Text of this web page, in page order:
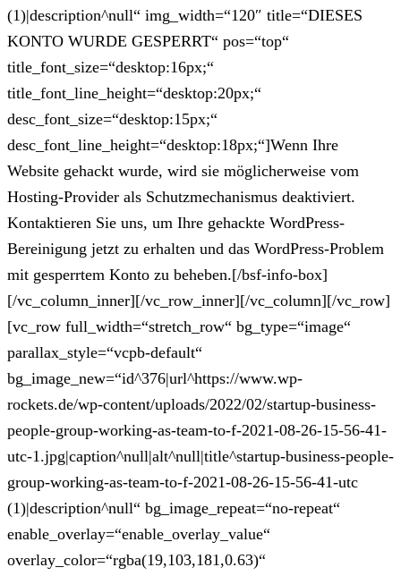
(1)|description^null“ img_width=“120″ title=“DIESES
KONTO WURDE GESPERRT“ pos=“top“
title_font_size=“desktop:16px;“
title_font_line_height=“desktop:20px;“
desc_font_size=“desktop:15px;“
desc_font_line_height=“desktop:18px;“]Wenn Ihre
Website gehackt wurde, wird sie möglicherweise vom
Hosting-Provider als Schutzmechanismus deaktiviert.
Kontaktieren Sie uns, um Ihre gehackte WordPress-
Bereinigung jetzt zu erhalten und das WordPress-Problem
mit gesperrtem Konto zu beheben.[/bsf-info-box]
[/vc_column_inner][/vc_row_inner][/vc_column][/vc_row]
[vc_row full_width=“stretch_row“ bg_type=“image“
parallax_style=“vcpb-default“
bg_image_new=“id^376|url^https://www.wp-
rockets.de/wp-content/uploads/2022/02/startup-business-
people-group-working-as-team-to-f-2021-08-26-15-56-41-
utc-1.jpg|caption^null|alt^null|title^startup-business-people-
group-working-as-team-to-f-2021-08-26-15-56-41-utc
(1)|description^null“ bg_image_repeat=“no-repeat“
enable_overlay=“enable_overlay_value“
overlay_color=“rgba(19,103,181,0.63)“